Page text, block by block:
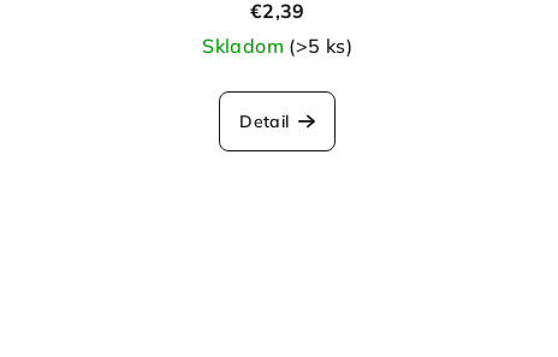
€2,39
Skladom (>5 ks)
Detail